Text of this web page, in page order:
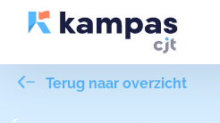
Terug naar overzicht